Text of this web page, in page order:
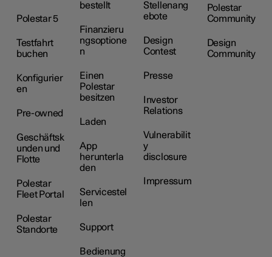
Polestar 5
Testfahrt
buchen
Konfigurier
en
Pre-owned
Geschäftsk
unden und
Flotte
Polestar
Fleet Portal
Polestar
Standorte
bestellt
Finanzieru
ngsoptione
n
Einen
Polestar
besitzen
Laden
App
herunterla
den
Servicestel
len
Support
Bedienung
Stellenang
ebote
Design
Contest
Presse
Investor
Relations
Vulnerabilit
y
disclosure
Impressum
Polestar
Community
Design
Community